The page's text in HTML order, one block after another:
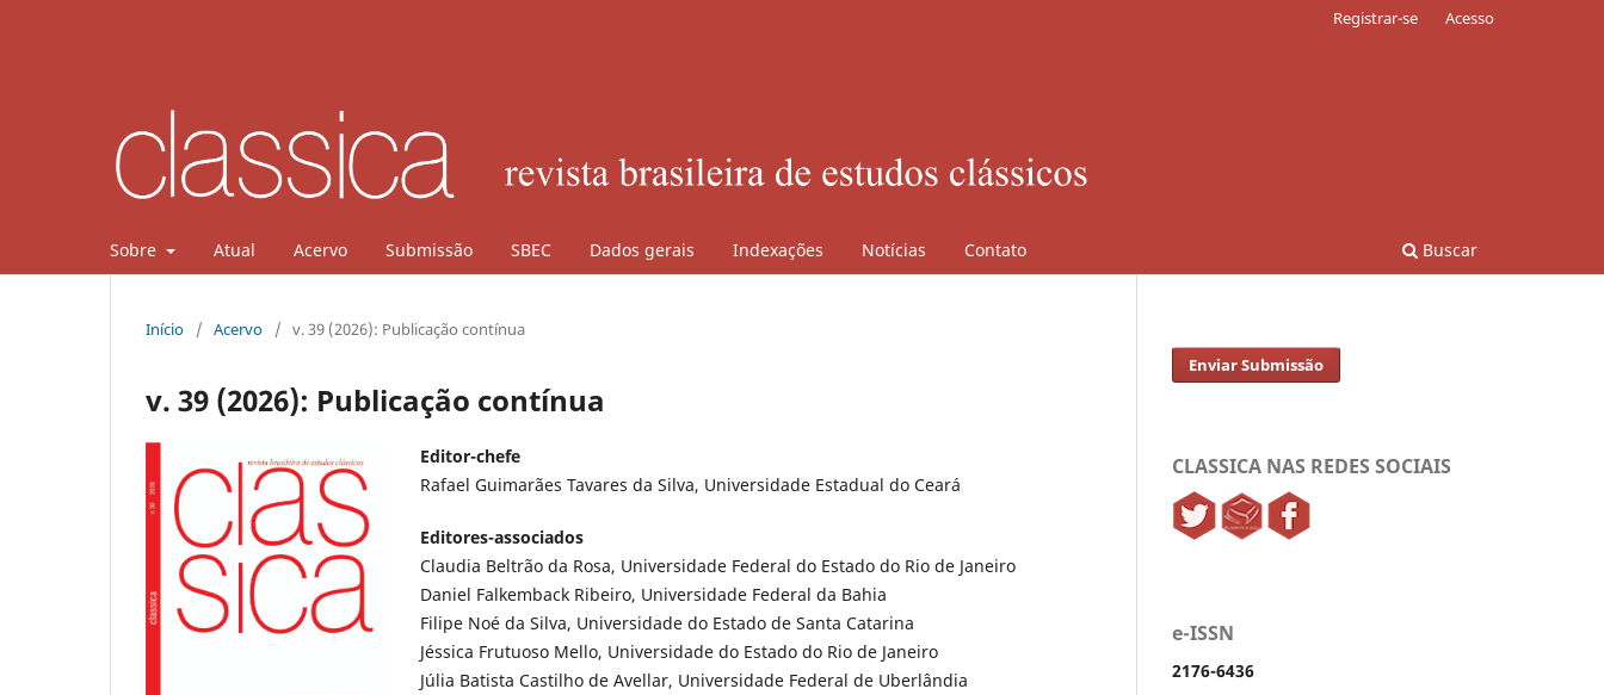
Sobre Atual Acervo Submissão SBEC Dados gerais Indexações Notícias Contato Buscar
Registrar-se Acesso
Início / Acervo / v. 39 (2026): Publicação contínua
v. 39 (2026): Publicação contínua
Editor-chefe
Rafael Guimarães Tavares da Silva, Universidade Estadual do Ceará
Editores-associados
Claudia Beltrão da Rosa, Universidade Federal do Estado do Rio de Janeiro
Daniel Falkemback Ribeiro, Universidade Federal da Bahia
Filipe Noé da Silva, Universidade do Estado de Santa Catarina
Jéssica Frutuoso Mello, Universidade do Estado do Rio de Janeiro
Júlia Batista Castilho de Avellar, Universidade Federal de Uberlândia
Enviar Submissão
CLASSICA NAS REDES SOCIAIS
e-ISSN
2176-6436